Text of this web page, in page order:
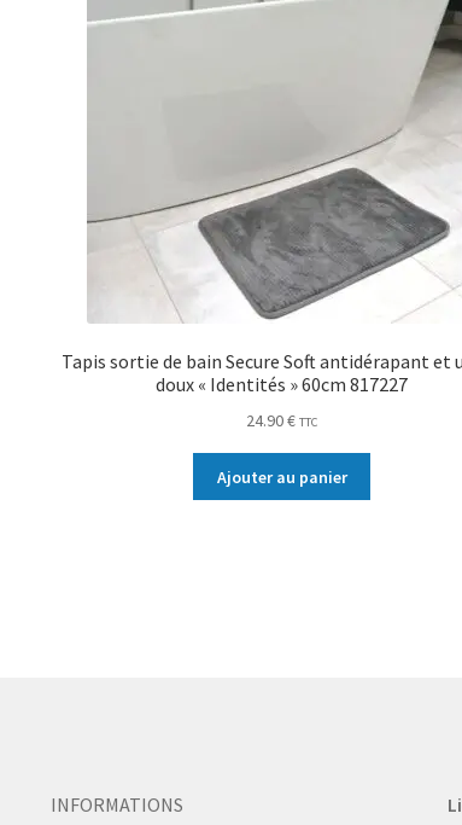
Tapis sortie de bain Secure Soft antidérapant et
doux « Identités » 60cm 817227
24.90€ TTC
Ajouter au panier
INFORMATIONS